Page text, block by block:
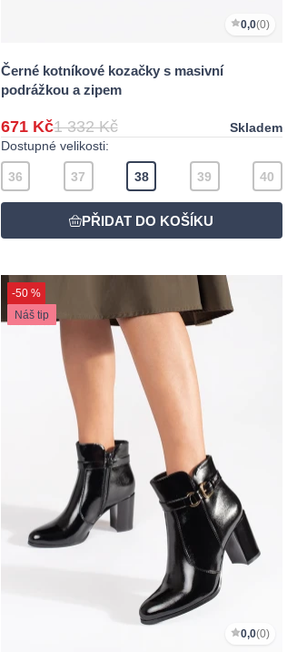
0,0(0)
Černé kotníkové kozačky s masivní
podrážkou a zipem
671 Kč1 332 Kč
Skladem
Dostupné velikosti:
36 37 38 39 40
-50 %
Náš tip
0,0(0)